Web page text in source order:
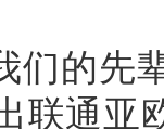
们的先
联通亚